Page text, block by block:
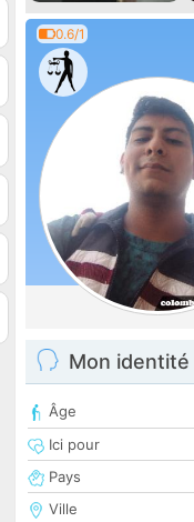
0.6/1
Mon identité
Âge
Ici pour
Pays
Ville